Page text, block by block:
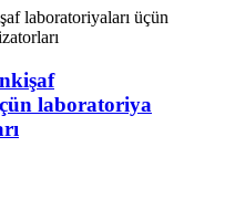
laboratoriya